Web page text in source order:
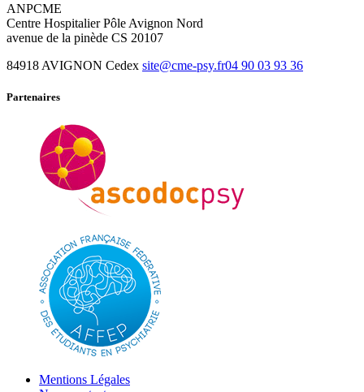
ANPCME
Centre Hospitalier Pôle Avignon Nord
avenue de la pinède CS 20107
84918 AVIGNON Cedex site@cme-psy.fr04 90 03 93 36
Partenaires
Mentions Légales